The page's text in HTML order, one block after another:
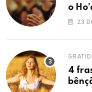
o
23
4